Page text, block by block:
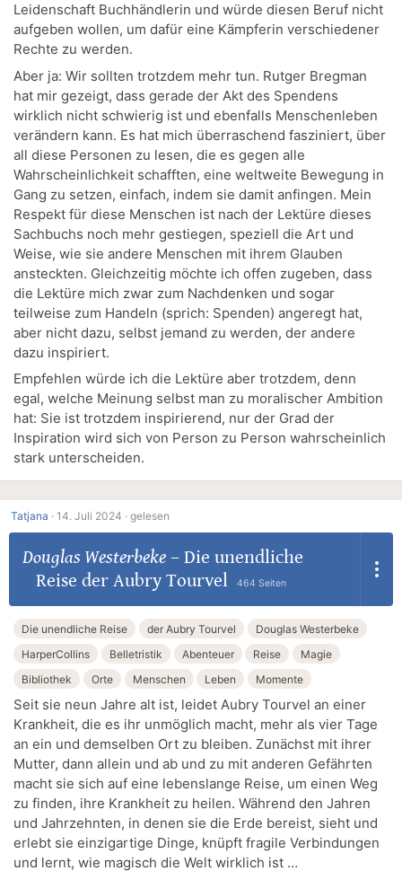
Leidenschaft Buchhändlerin und würde diesen Beruf nicht
aufgeben wollen, um dafür eine Kämpferin verschiedener
Rechte zu werden.
Aber ja: Wir sollten trotzdem mehr tun. Rutger Bregman
hat mir gezeigt, dass gerade der Akt des Spendens
wirklich nicht schwierig ist und ebenfalls Menschenleben
verändern kann. Es hat mich überraschend fasziniert, über
all diese Personen zu lesen, die es gegen alle
Wahrscheinlichkeit schafften, eine weltweite Bewegung in
Gang zu setzen, einfach, indem sie damit anfingen. Mein
Respekt für diese Menschen ist nach der Lektüre dieses
Sachbuchs noch mehr gestiegen, speziell die Art und
Weise, wie sie andere Menschen mit ihrem Glauben
ansteckten. Gleichzeitig möchte ich offen zugeben, dass
die Lektüre mich zwar zum Nachdenken und sogar
teilweise zum Handeln (sprich: Spenden) angeregt hat,
aber nicht dazu, selbst jemand zu werden, der andere
dazu inspiriert.
Empfehlen würde ich die Lektüre aber trotzdem, denn
egal, welche Meinung selbst man zu moralischer Ambition
hat: Sie ist trotzdem inspirierend, nur der Grad der
Inspiration wird sich von Person zu Person wahrscheinlich
stark unterscheiden.
Tatjana · 14. Juli 2024 · gelesen
Douglas Westerbeke– Die unendliche
Reise der Aubry Tourvel
464 Seiten
Die unendliche Reise der Aubry Tourvel
Douglas Westerbeke
HarperCollins
Belletristik Abenteuer Reise
Magie
Bibliothek
Orte Menschen Leben Momente
Seit sie neun Jahre alt ist, leidet Aubry Tourvel an einer
Krankheit, die es ihr unmöglich macht, mehr als vier Tage
an ein und demselben Ort zu bleiben. Zunächst mit ihrer
Mutter, dann allein und ab und zu mit anderen Gefährten
macht sie sich auf eine lebenslange Reise, um einen Weg
zu finden, ihre Krankheit zu heilen. Während den Jahren
und Jahrzehnten, in denen sie die Erde bereist, sieht und
erlebt sie einzigartige Dinge, knüpft fragile Verbindungen
und lernt, wie magisch die Welt wirklich ist …